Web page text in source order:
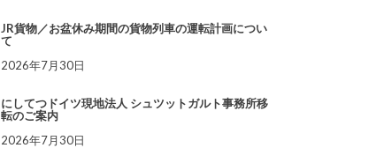
JR貨物／お盆休み期間の貨物列車の運転計画につい
て
2026年7月30日
にしてつドイツ現地法人 シュツットガルト事務所移
転のご案内
2026年7月30日